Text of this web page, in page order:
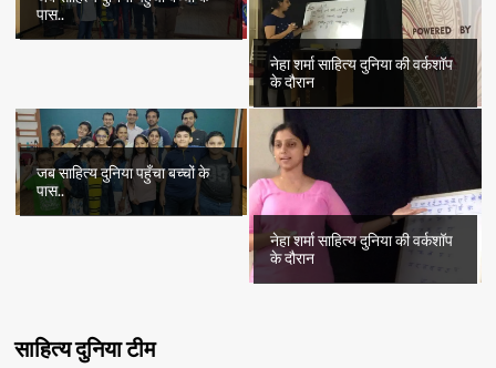
पास..
नेहा शर्मा साहित्य दुनिया की वर्कशॉप
के दौरान
जब साहित्य दुनिया पहुँचा बच्चों के
पास..
नेहा शर्मा साहित्य दुनिया की वर्कशॉप
के दौरान
साहित्य दुनिया टीम